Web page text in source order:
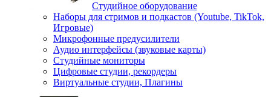
Студийное оборудование
Наборы для стримов и подкастов (Youtube, TikTok,
Игровые)
Микрофонные предусилители
Аудио интерфейсы (звуковые карты)
Студийные мониторы
Цифровые студии, рекордеры
Виртуальные студии, Плагины